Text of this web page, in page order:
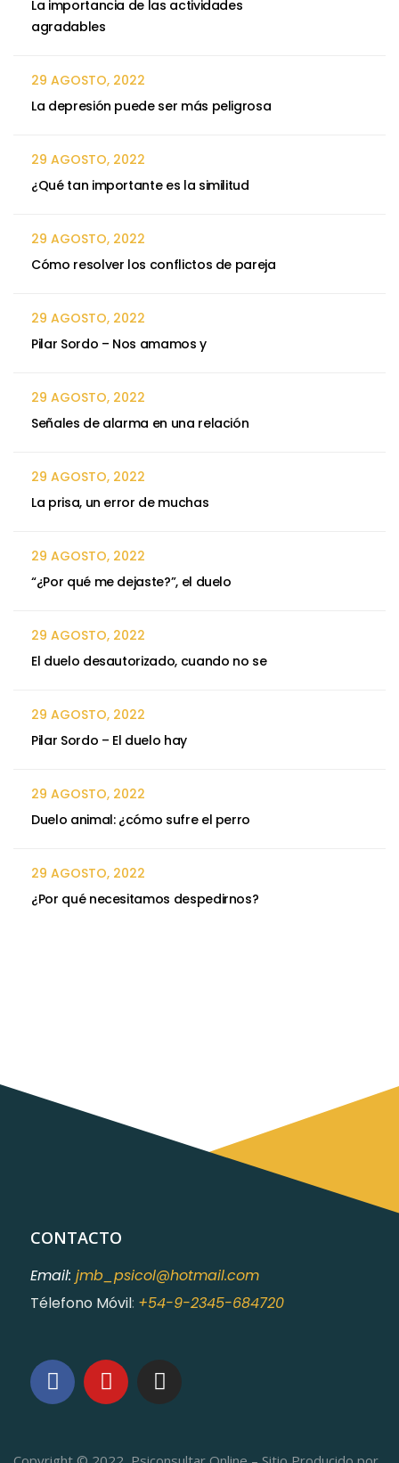
La importancia de las actividades
agradables
29 AGOSTO, 2022
La depresión puede ser más peligrosa
29 AGOSTO, 2022
¿Qué tan importante es la similitud
29 AGOSTO, 2022
Cómo resolver los conflictos de pareja
29 AGOSTO, 2022
Pilar Sordo – Nos amamos y
29 AGOSTO, 2022
Señales de alarma en una relación
29 AGOSTO, 2022
La prisa, un error de muchas
29 AGOSTO, 2022
“¿Por qué me dejaste?”, el duelo
29 AGOSTO, 2022
El duelo desautorizado, cuando no se
29 AGOSTO, 2022
Pilar Sordo – El duelo hay
29 AGOSTO, 2022
Duelo animal: ¿cómo sufre el perro
29 AGOSTO, 2022
¿Por qué necesitamos despedirnos?
CONTACTO
Email: jmb_psicol@hotmail.com
Télefono Móvil: +54-9-2345-684720